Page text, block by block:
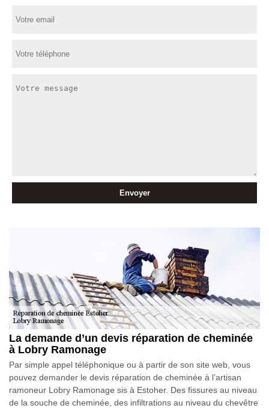
La demande d’un devis réparation de cheminée
à Lobry Ramonage
Par simple appel téléphonique ou à partir de son site web, vous
pouvez demander le devis réparation de cheminée à l’artisan
ramoneur Lobry Ramonage sis à Estoher. Des fissures au niveau
de la souche de cheminée, des infiltrations au niveau du chevêtre